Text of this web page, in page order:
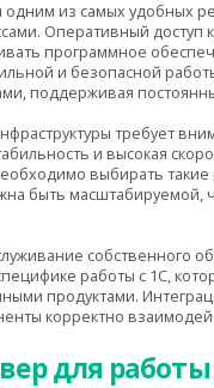
одним из самых удобных
Оперативный
программное
и безопасной
поддерживая
требует
и высокая
выбирать
быть масштабируемой,
собственного
работы с 1С,
продуктами.
корректно
для работы